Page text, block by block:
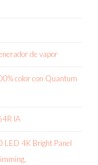
de vapor
color con Quantum
IA
LED 4K Bright Panel